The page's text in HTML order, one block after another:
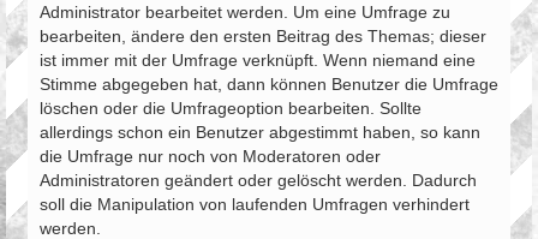
Administrator bearbeitet werden. Um eine Umfrage zu
bearbeiten, ändere den ersten Beitrag des Themas; dieser
ist immer mit der Umfrage verknüpft. Wenn niemand eine
Stimme abgegeben hat, dann können Benutzer die Umfrage
löschen oder die Umfrageoption bearbeiten. Sollte
allerdings schon ein Benutzer abgestimmt haben, so kann
die Umfrage nur noch von Moderatoren oder
Administratoren geändert oder gelöscht werden. Dadurch
soll die Manipulation von laufenden Umfragen verhindert
werden.